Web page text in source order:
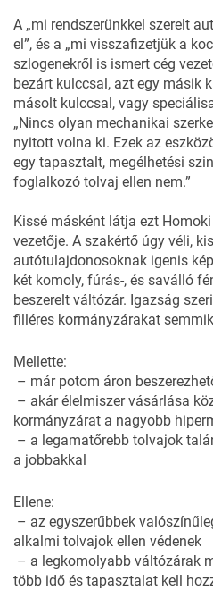
A „mi rendszerünkkel szerelt
el”, és a „mi visszafizetjük a
szlogenekről is ismert cég
bezárt kulccsal, azt egy másik
másolt kulccsal, vagy
„Nincs olyan mechanikai
nyitott volna ki. Ezek az
egy tapasztalt, megélhetési
foglalkozó tolvaj ellen nem.”
Kissé másként látja ezt
vezetője. A szakértő úgy véli,
autótulajdonosoknak igenis
két komoly, fúrás-, és saválló
beszerelt váltózár. Igazság
filléres kormányzárakat
Mellette:
– már potom áron
– akár élelmiszer vásárlása
kormányzárat a nagyobb
– a legamatőrebb tolvajok
a jobbakkal
Ellene:
– az egyszerűbbek
alkalmi tolvajok ellen védenek
– a legkomolyabb váltózárak
több idő és tapasztalat kell